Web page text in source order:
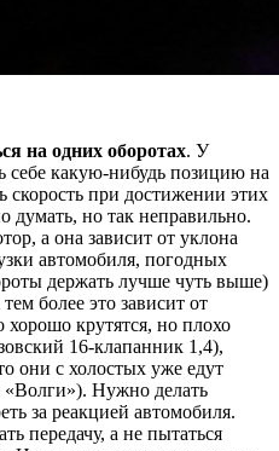
на одних оборотах. У
себе какую-нибудь позицию на
скорость при достижении этих
думать, но так неправильно.
а она зависит от уклона
автомобиля, погодных
держать лучше чуть выше)
более это зависит от
хорошо крутятся, но плохо
16-клапанник 1,4),
они с холостых уже едут
Нужно делать
за реакцией автомобиля.
передачу, а не пытаться